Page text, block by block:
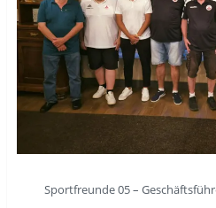
Sportfreunde 05 –